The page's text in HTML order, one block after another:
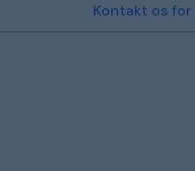
Kontakt os